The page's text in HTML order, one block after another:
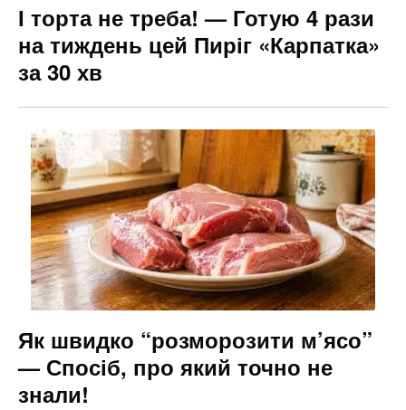
І торта не треба! — Готую 4 рази
на тиждень цей Пиріг «Карпатка»
за 30 хв
Як швидко “розморозити м’ясо”
— Спосіб, про який точно не
знали!